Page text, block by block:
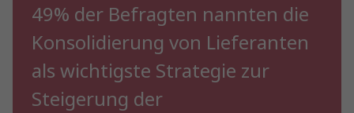
49% der Befragten nannten die
Konsolidierung von Lieferanten
als wichtigste Strategie zur
Steigerung der